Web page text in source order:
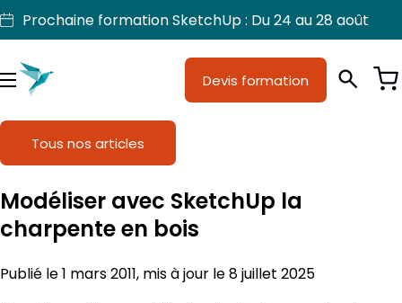
Aller
au
contenu
Prochaine formation SketchUp : Du 24 au 28 août
MenuJe suis
Licences SketchUp
Nos produits
Devis formation
Tous nos articles
Modéliser avec SketchUp la
charpente en bois
Publié le 1 mars 2011, mis à jour le 8 juillet 2025